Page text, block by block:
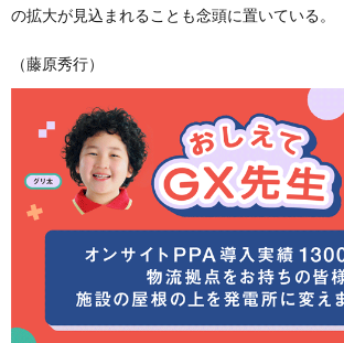
の拡大が見込まれることも念頭に置いている。
（藤原秀行）